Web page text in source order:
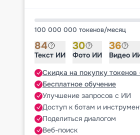
100 000 000 токенов/месяц
84
Текст ИИ
30
Фото ИИ
36
Видео
Скидка на покупку токенов
Бесплатное обучение
Улучшение запросов с ИИ
Доступ к ботам и
Поделиться диалогом
Веб-поиск